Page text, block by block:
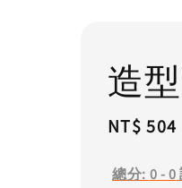
造
Regular
NT$ 504
總分: 0-0